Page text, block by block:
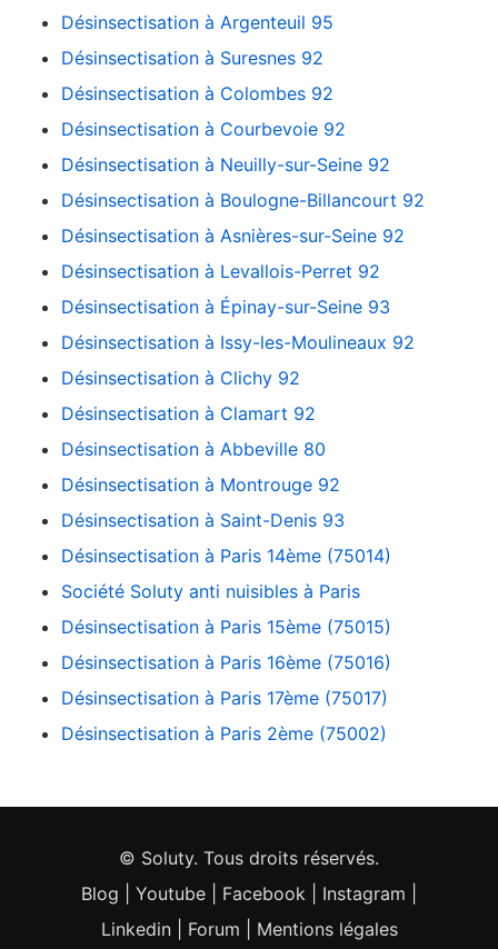
Désinsectisation à Argenteuil 95
Désinsectisation à Suresnes 92
Désinsectisation à Colombes 92
Désinsectisation à Courbevoie 92
Désinsectisation à Neuilly-sur-Seine 92
Désinsectisation à Boulogne-Billancourt 92
Désinsectisation à Asnières-sur-Seine 92
Désinsectisation à Levallois-Perret 92
Désinsectisation à Épinay-sur-Seine 93
Désinsectisation à Issy-les-Moulineaux 92
Désinsectisation à Clichy 92
Désinsectisation à Clamart 92
Désinsectisation à Abbeville 80
Désinsectisation à Montrouge 92
Désinsectisation à Saint-Denis 93
Désinsectisation à Paris 14ème (75014)
Société Soluty anti nuisibles à Paris
Désinsectisation à Paris 15ème (75015)
Désinsectisation à Paris 16ème (75016)
Désinsectisation à Paris 17ème (75017)
Désinsectisation à Paris 2ème (75002)
© Soluty. Tous droits réservés.
Blog
Youtube Facebook Instagram
Linkedin| Forum Mentions légales